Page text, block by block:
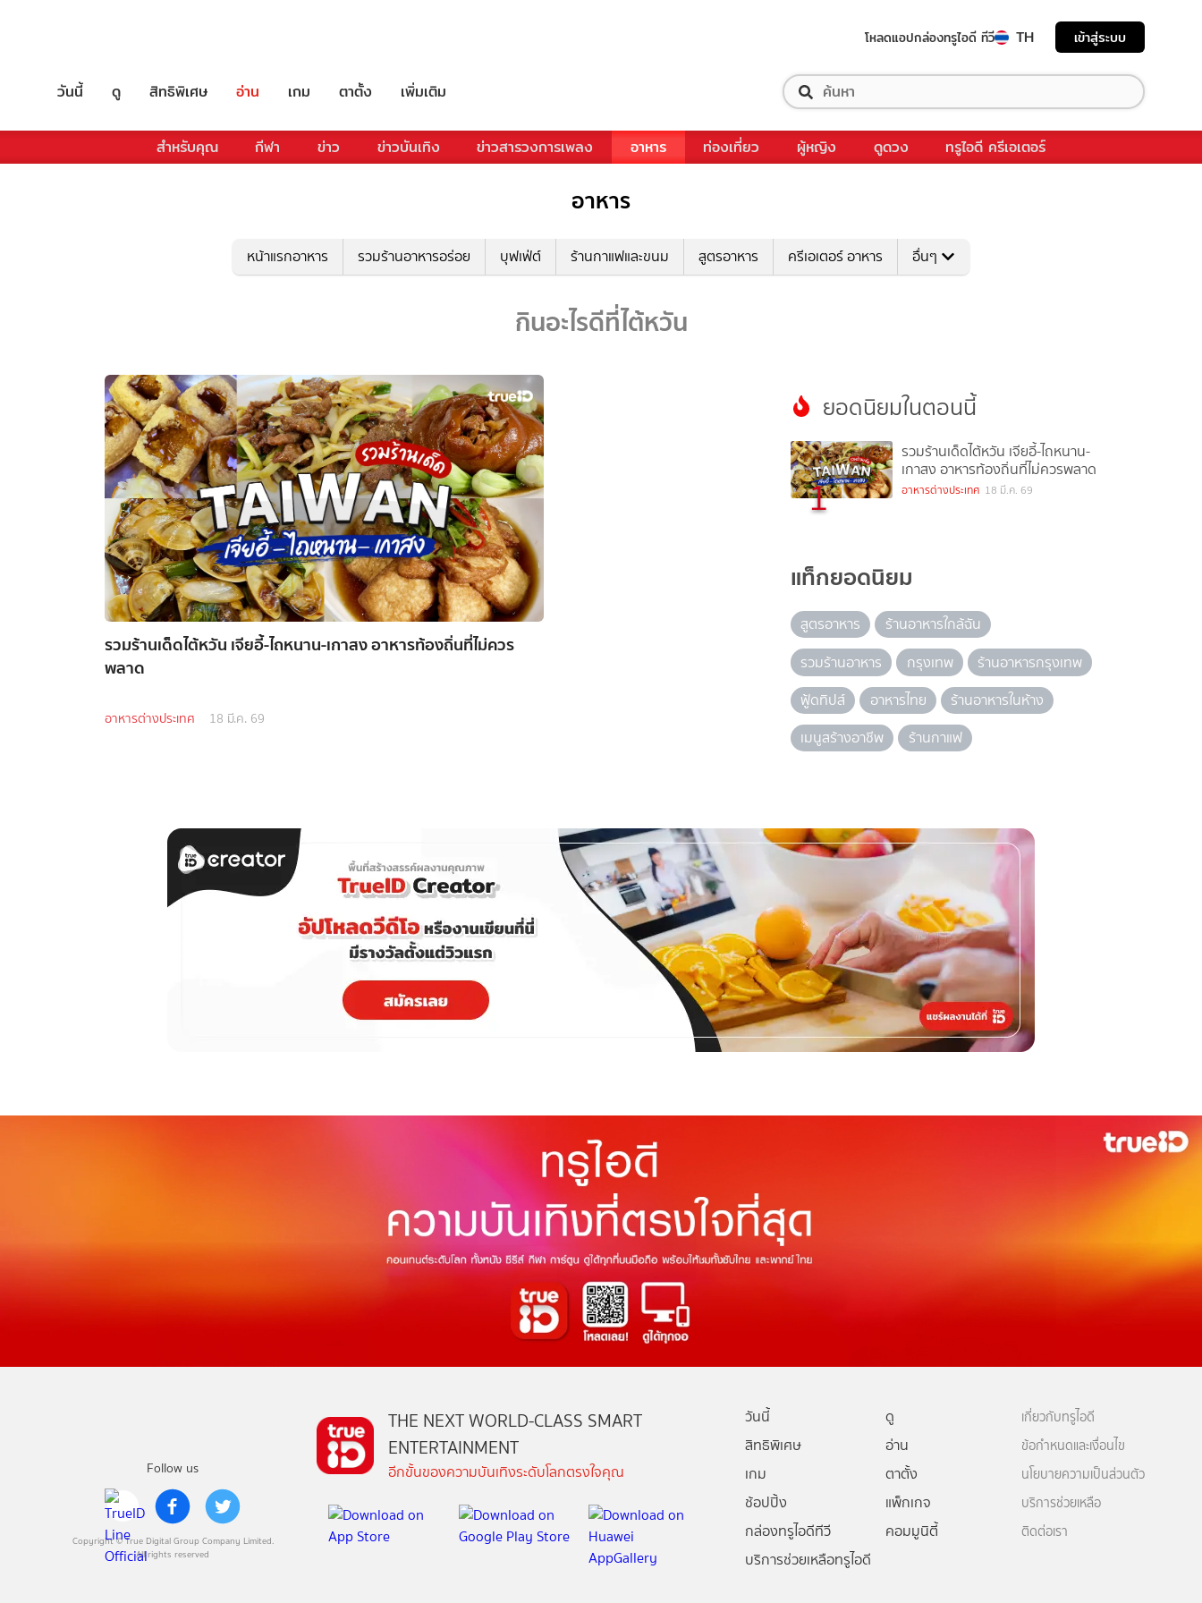
โหลดแอปกล่องทรูไอดี ทีวี TH เข้าสู่ระบบ
วันนี้ ดู สิทธิพิเศษ อ่าน เกม ตาตั้ง เพิ่มเติม
สำหรับคุณ กีฬา ข่าว ข่าวบันเทิง ข่าวสารวงการเพลง อาหาร ท่องเที่ยว ผู้หญิง ดูดวง ทรูไอดี ครีเอเตอร์
อาหาร
หน้าแรกอาหาร รวมร้านอาหารอร่อย บุฟเฟ่ต์ ร้านกาแฟและขนม สูตรอาหาร ครีเอเตอร์ อาหาร อื่นๆ
กินอะไรดีที่ไต้หวัน
รวมร้านเด็ดไต้หวัน เจียอี้-ไถหนาน-เกาสง อาหารท้องถิ่นที่ไม่ควร
พลาด
อาหารต่างประเทศ 18 มี.ค. 69
ยอดนิยมในตอนนี้
1
รวมร้านเด็ดไต้หวัน เจียอี้-ไถหนาน-
เกาสง อาหารท้องถิ่นที่ไม่ควรพลาด
อาหารต่างประเทศ 18 มี.ค. 69
แท็กยอดนิยม
สูตรอาหาร
ร้านอาหารใกล้ฉัน
รวมร้านอาหาร
กรุงเทพ
ร้านอาหารกรุงเทพ
ฟู้ดทิปส์
อาหารไทย
ร้านอาหารในห้าง
เมนูสร้างอาชีพ
ร้านกาแฟ
Follow us
Copyright © True Digital Group Company Limited.
All rights reserved
THE NEXT WORLD-CLASS SMART
ENTERTAINMENT
อีกขั้นของความบันเทิงระดับโลกตรงใจคุณ
วันนี้
ดู
สิทธิพิเศษ
อ่าน
เกม
ตาตั้ง
ช้อปปิ้ง
แพ็กเกจ
กล่องทรูไอดีทีวี
คอมมูนิตี้
บริการช่วยเหลือทรูไอดี
เกี่ยวกับทรูไอดี
ข้อกำหนดและเงื่อนไข
นโยบายความเป็นส่วนตัว
บริการช่วยเหลือ
ติดต่อเรา